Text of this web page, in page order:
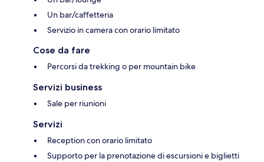
Un bar/caffetteria
Servizio in camera con orario limitato
Cose da fare
Percorsi da trekking o per mountain bike
Servizi business
Sale per riunioni
Servizi
Reception con orario limitato
Supporto per la prenotazione di escursioni e biglietti